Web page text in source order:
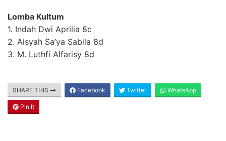
Lomba Kultum
1. Indah Dwi Aprilia 8c
2. Aisyah Sa’ya Sabila 8d
3. M. Luthfi Alfarisy 8d
SHARE THIS Facebook Twitter WhatsApp
Pin It